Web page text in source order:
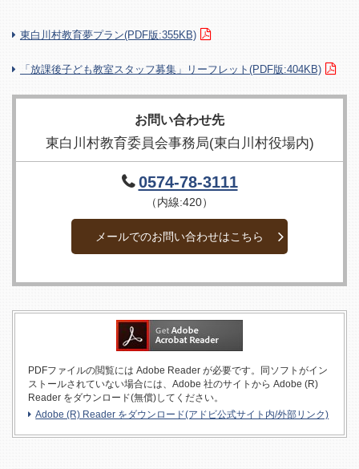
東白川村教育夢プラン(PDF版:355KB)
「放課後子ども教室スタッフ募集」リーフレット(PDF版:404KB)
お問い合わせ先
東白川村教育委員会事務局(東白川村役場内)
0574-78-3111
（内線:420）
メールでのお問い合わせはこちら
PDFファイルの閲覧には Adobe Reader が必要です。同ソフトがイン
ストールされていない場合には、Adobe 社のサイトから Adobe (R)
Reader をダウンロード(無償)してください。
Adobe (R) Reader をダウンロード(アドビ公式サイト内/外部リンク)